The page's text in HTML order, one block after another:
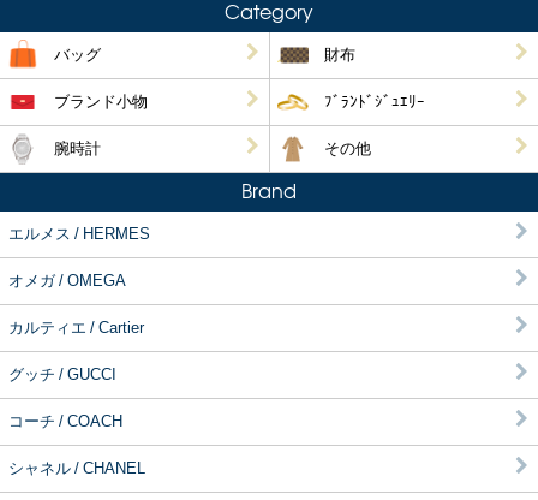
Category
バッグ 財布
ブランド小物 ﾌﾞﾗﾝﾄﾞｼﾞｭｴﾘｰ
腕時計 その他
Brand
エルメス / HERMES
オメガ / OMEGA
カルティエ / Cartier
グッチ / GUCCI
コーチ / COACH
シャネル / CHANEL